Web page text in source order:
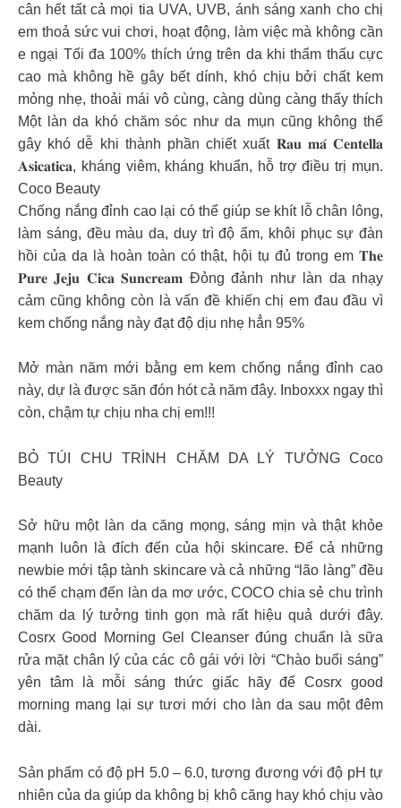
cân hết tất cả mọi tia UVA, UVB, ánh sáng xanh cho chị
em thoả sức vui chơi, hoạt động, làm việc mà không cần
e ngại Tối đa 100% thích ứng trên da khi thẩm thấu cực
cao mà không hề gây bết dính, khó chịu bởi chất kem
mỏng nhẹ, thoải mái vô cùng, càng dùng càng thấy thích
Một làn da khó chăm sóc như da mụn cũng không thể
gây khó dễ khi thành phần chiết xuất 𝐑𝐚𝐮 𝐦𝐚́ 𝐂𝐞𝐧𝐭𝐞𝐥𝐥𝐚
𝐀𝐬𝐢𝐜𝐚𝐭𝐢𝐜𝐚, kháng viêm, kháng khuẩn, hỗ trợ điều trị mụn.
Coco Beauty
Chống nắng đỉnh cao lại có thể giúp se khít lỗ chân lông,
làm sáng, đều màu da, duy trì độ ẩm, khôi phục sự đàn
hồi của da là hoàn toàn có thật, hội tụ đủ trong em 𝐓𝐡𝐞
𝐏𝐮𝐫𝐞 𝐉𝐞𝐣𝐮 𝐂𝐢𝐜𝐚 𝐒𝐮𝐧𝐜𝐫𝐞𝐚𝐦 Đỏng đảnh như làn da nhạy
cảm cũng không còn là vấn đề khiến chị em đau đầu vì
kem chống nắng này đạt độ dịu nhẹ hẳn 95%
Mở màn năm mới bằng em kem chống nắng đỉnh cao
này, dự là được săn đón hót cả năm đây. Inboxxx ngay thì
còn, chậm tự chịu nha chị em!!!
BỎ TÚI CHU TRÌNH CHĂM DA LÝ TƯỞNG Coco
Beauty
Sở hữu một làn da căng mọng, sáng mịn và thật khỏe
mạnh luôn là đích đến của hội skincare. Để cả những
newbie mới tập tành skincare và cả những “lão làng” đều
có thể chạm đến làn da mơ ước, COCO chia sẻ chu trình
chăm da lý tưởng tinh gọn mà rất hiệu quả dưới đây.
Cosrx Good Morning Gel Cleanser đúng chuẩn là sữa
rửa mặt chân lý của các cô gái với lời “Chào buổi sáng”
yên tâm là mỗi sáng thức giấc hãy để Cosrx good
morning mang lại sự tươi mới cho làn da sau một đêm
dài.
Sản phẩm có độ pH 5.0 – 6.0, tương đương với độ pH tự
nhiên của da giúp da không bị khô căng hay khó chịu vào